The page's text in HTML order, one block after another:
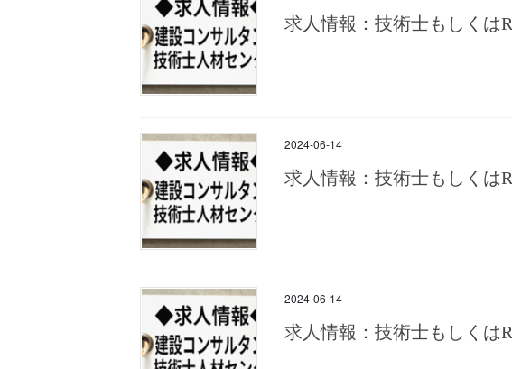
求人情報：技術士もしくは
2024-06-14
求人情報：技術士もしくは
2024-06-14
求人情報：技術士もしくは